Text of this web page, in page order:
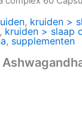
, kruiden >
, kruiden > slaap
, supplementen